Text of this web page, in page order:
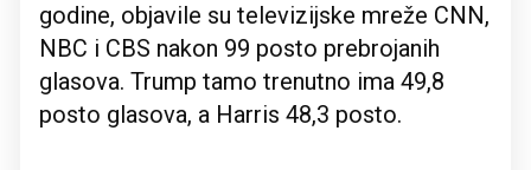
godine, objavile su televizijske mreže CNN,
NBC i CBS nakon 99 posto prebrojanih
glasova. Trump tamo trenutno ima 49,8
posto glasova, a Harris 48,3 posto.